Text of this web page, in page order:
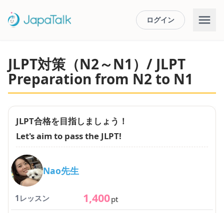
ログイン
JLPT対策（N2～N1）/ JLPT
Preparation from N2 to N1
JLPT合格を目指しましょう！
Let's aim to pass the JLPT!
Nao先生
1レッスン 1,400pt